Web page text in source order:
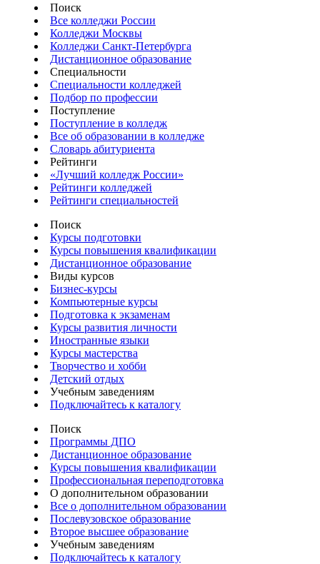
Поиск
Все колледжи России
Колледжи Москвы
Колледжи Санкт-Петербурга
Дистанционное образование
Специальности
Специальности колледжей
Подбор по профессии
Поступление
Поступление в колледж
Все об образовании в колледже
Словарь абитуриента
Рейтинги
«Лучший колледж России»
Рейтинги колледжей
Рейтинги специальностей
Поиск
Курсы подготовки
Курсы повышения квалификации
Дистанционное образование
Виды курсов
Бизнес-курсы
Компьютерные курсы
Подготовка к экзаменам
Курсы развития личности
Иностранные языки
Курсы мастерства
Творчество и хобби
Детский отдых
Учебным заведениям
Подключайтесь к каталогу
Поиск
Программы ДПО
Дистанционное образование
Курсы повышения квалификации
Профессиональная переподготовка
О дополнительном образовании
Все о дополнительном образовании
Послевузовское образование
Второе высшее образование
Учебным заведениям
Подключайтесь к каталогу